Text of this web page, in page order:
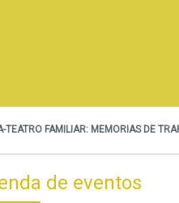
TEATRO FAMILIAR: MEMORIAS DE
de eventos